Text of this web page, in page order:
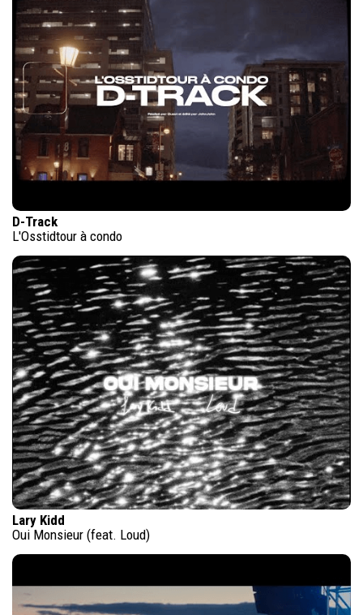
D-Track
L'Osstidtour à condo
Lary Kidd
Oui Monsieur (feat. Loud)